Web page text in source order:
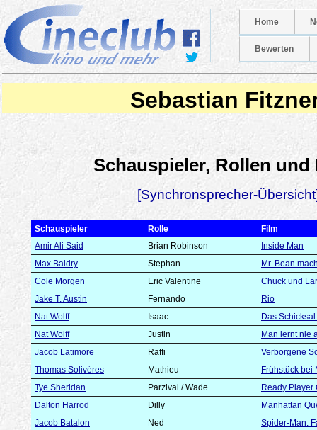
Home
Bewerten
Sebastian
Schauspieler, Rollen und
[Synchronsprecher-
Schauspieler Rolle
Film
Amir Ali Said
Brian Robinson
Inside Man
Max Baldry
Stephan
Mr. Bean
Cole Morgen
Eric Valentine
Chuck und
Jake T. Austin
Fernando
Rio
Nat Wolff
Isaac
Das
Nat Wolff
Justin
Man lernt nie
Jacob Latimore
Raffi
Verborgene
Thomas Solivéres
Mathieu
Frühstück bei
Tye Sheridan
Parzival / Wade
Ready Player
Dalton Harrod
Dilly
Manhattan
Jacob Batalon
Ned
Spider-Man: